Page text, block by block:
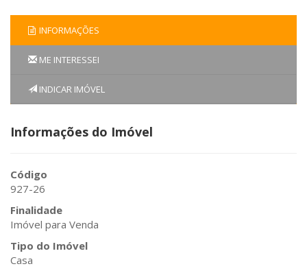
INFORMAÇÕES
ME INTERESSEI
INDICAR IMÓVEL
Informações do Imóvel
Código
927-26
Finalidade
Imóvel para Venda
Tipo do Imóvel
Casa